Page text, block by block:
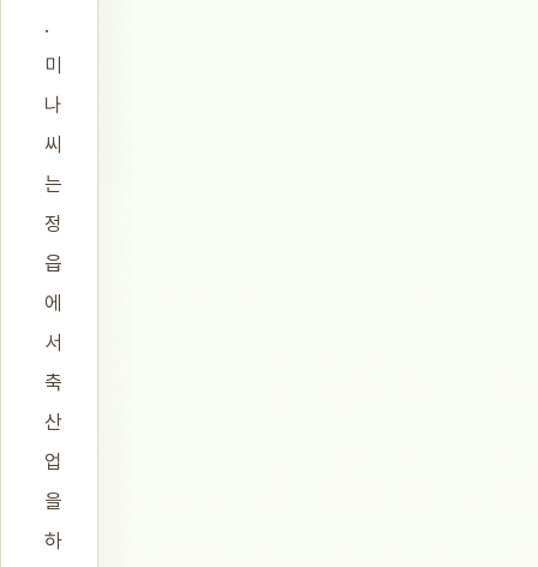
.
미
나
씨
는
정
읍
에
서
축
산
업
을
하